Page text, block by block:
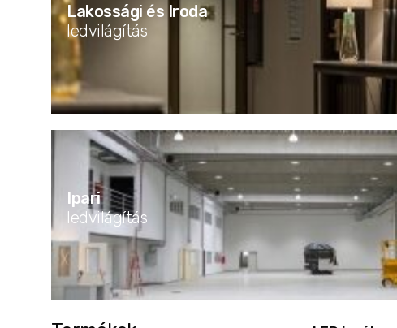
Lakossági és Iroda
ledvilágítás
Ipari
ledvilágítás